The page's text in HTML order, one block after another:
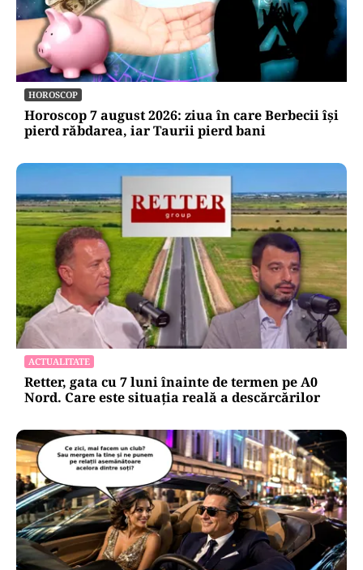
HOROSCOP
Horoscop 7 august 2026: ziua în care Berbecii își
pierd răbdarea, iar Taurii pierd bani
ACTUALITATE
Retter, gata cu 7 luni înainte de termen pe A0
Nord. Care este situația reală a descărcărilor